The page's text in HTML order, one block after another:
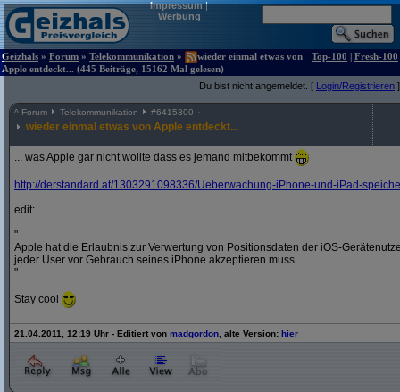
Impressum|
Werbung
Geizhals » Forum » Telekommunikation »
wieder einmal etwas von
Apple entdeckt... (445 Beiträge, 15162 Mal gelesen)
Top-100 | Fresh-100
Du bist nicht angemeldet. [ Login/Registrieren ]
^ Forum Telekommunikation #6415300
wieder einmal etwas von Apple entdeckt...
... was Apple gar nicht wollte dass es jemand mitbekommt
http://derstandard.at/1303291098336/Ueberwachung-iPhone-und-iPad-
edit:
"
Apple hat die Erlaubnis zur Verwertung von Positionsdaten der iOS-
jeder User vor Gebrauch seines iPhone akzeptieren muss.
"
Stay cool
21.04.2011, 12:19 Uhr - Editiert von madgordon , alte Version: hier